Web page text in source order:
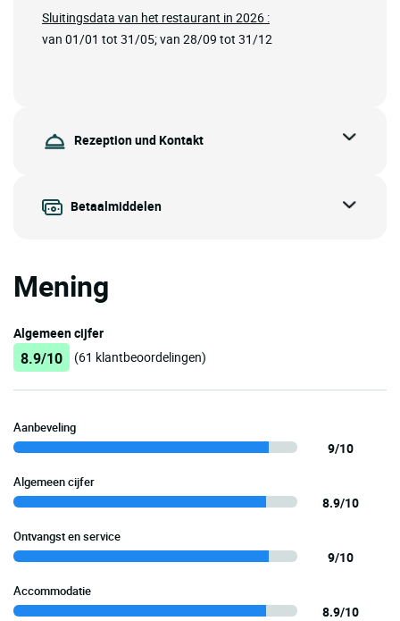
Sluitingsdata van het restaurant in 2026 :
van 01/01 tot 31/05; van 28/09 tot 31/12
Rezeption und Kontakt
Betaalmiddelen
Mening
Algemeen cijfer
8.9/10 (61 klantbeoordelingen)
Aanbeveling
9/10
Algemeen cijfer
8.9/10
Ontvangst en service
9/10
Accommodatie
8.9/10